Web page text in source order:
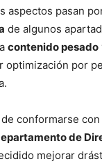
aspectos pasan
de algunos
contenido pesado
optimización por
conformarse
de
mejorar